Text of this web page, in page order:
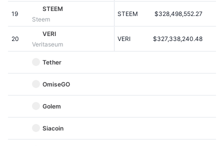
Begivenhedskalender
19
STEEM
Steem
STEEM $328,498,552.27
20
VERI
Veritaseum
VERI $327,338,240.48
Tether
OmiseGO
Golem
Siacoin